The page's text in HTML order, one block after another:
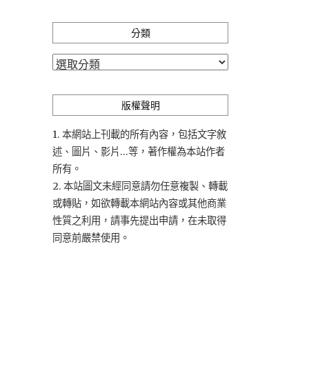
分類
分
版權聲明
1. 本網站上刊載的所有內容，包括文字敘
述、圖片、影片...等，著作權為本站作者
所有。
2. 本站圖文未經同意請勿任意複製、轉載
或轉貼，如欲轉載本網站內容或其他商業
性質之利用，請事先提出申請，在未取得
同意前嚴禁使用。